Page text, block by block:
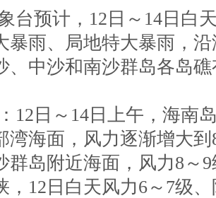
台预计，12日～14日白
暴雨、局地特大暴雨，
、中沙和南沙群岛各岛
12日～14日上午，海南
湾海面，风力逐渐增大到
群岛附近海面，风力8～
，12日白天风力6～7级